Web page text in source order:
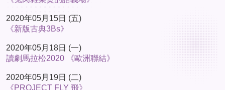
2020年05月15日 (五)
《新版古典3Bs》
2020年05月18日 (一)
讀劇馬拉松2020 《歐洲聯結》
2020年05月19日 (二)
《PROJECT FLY 飛》